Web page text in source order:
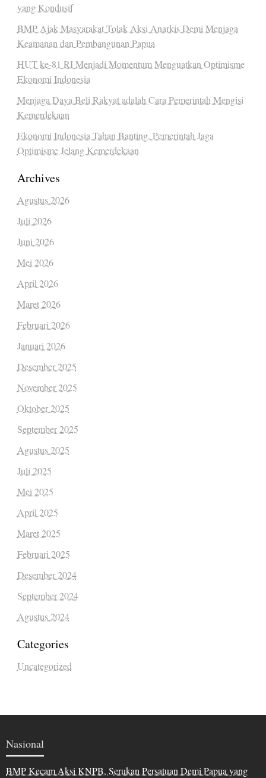
yang Kondusif
BMP Ajak Masyarakat Tolak Aksi Anarkis Demi Menjaga
Keamanan dan Pembangunan Papua
HUT ke-81 RI Menjadi Momentum Menguatkan Optimisme
Ekonomi Indonesia
Menjaga Daya Beli Rakyat adalah Cara Pemerintah Mengisi
Kemerdekaan
Ekonomi Indonesia Tahan Banting, Pemerintah Jaga
Optimisme Jelang Kemerdekaan
Archives
Agustus 2026
Juli 2026
Juni 2026
Mei 2026
April 2026
Maret 2026
Februari 2026
Januari 2026
Desember 2025
November 2025
Oktober 2025
September 2025
Agustus 2025
Juli 2025
Mei 2025
April 2025
Maret 2025
Februari 2025
Desember 2024
September 2024
Agustus 2024
Categories
Uncategorized
Nasional
BMP Kecam Aksi KNPB, Serukan Persatuan Demi Papua yang